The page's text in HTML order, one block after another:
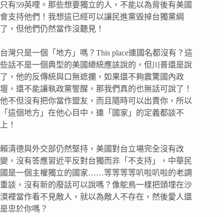
只有59英哩。那些想要獨立的人，不能以為背後有美國
會支持他們！我想這已經可以讓民進黨毀掉台獨黨綱
了，但他們仍然當作沒聽見！
台灣只是一個「地方」嗎？This place連國名都沒有？這
些話不是一個典型的美國總統應該說的，但川普還是說
了，他的反傳統與口無遮攔，如果還不夠震驚國內政
壇，還不能讓執政黨警醒，那我們真的也無話可說了！
他不但沒有把你當作盟友，而且隨時可以出賣你，所以
「這個地方」在他心目中，連「國家」的定義都談不
上！
賴清德與外交部仍然堅持，美國對台立場完全沒有改
變，沒有答應習近平反對台獨而非「不支持」，中華民
國是一個主權獨立的國家……等等等等叭啦叭啦的老調
重談，沒有新的廢話可以說嗎？像鴕鳥一樣把頭埋在沙
漠裡當作看不見敵人，就以為敵人不存在，然後愛人還
是忠於你嗎？